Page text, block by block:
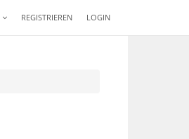
REGISTRIEREN LOGIN